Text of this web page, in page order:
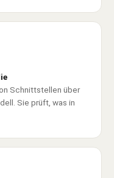
Schnittstellen über
Sie prüft, was in